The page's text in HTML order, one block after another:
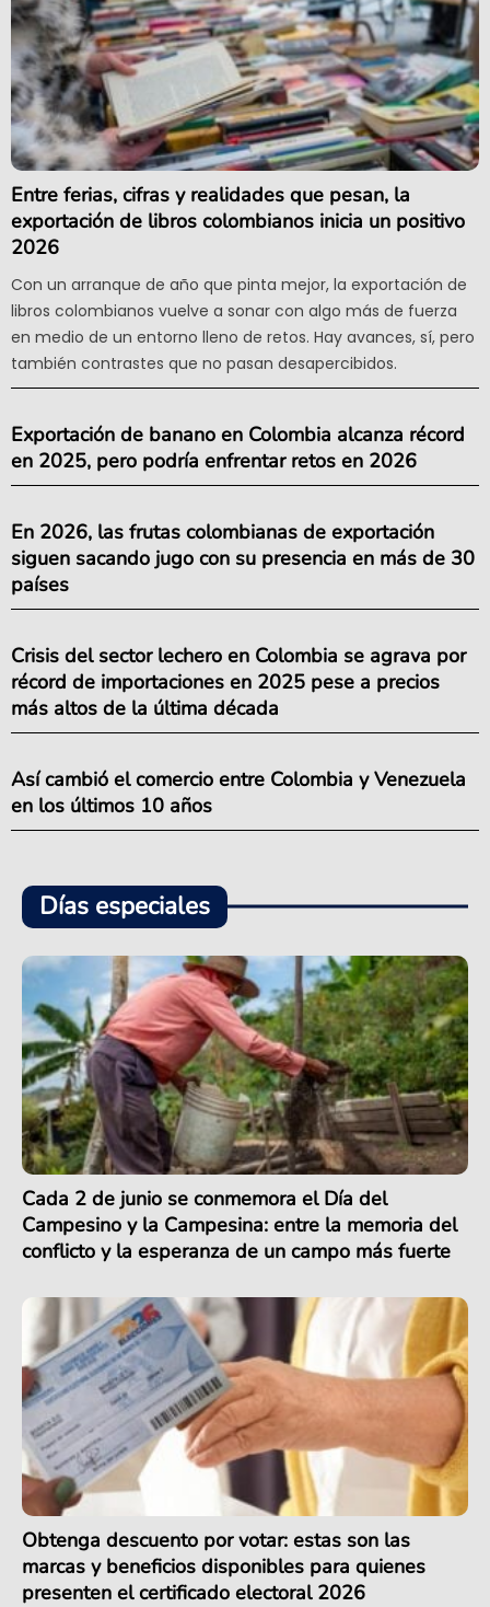
Entre ferias, cifras y realidades que pesan, la
exportación de libros colombianos inicia un positivo
2026
Con un arranque de año que pinta mejor, la exportación de
libros colombianos vuelve a sonar con algo más de fuerza
en medio de un entorno lleno de retos. Hay avances, sí, pero
también contrastes que no pasan desapercibidos.
Exportación de banano en Colombia alcanza récord
en 2025, pero podría enfrentar retos en 2026
En 2026, las frutas colombianas de exportación
siguen sacando jugo con su presencia en más de 30
países
Crisis del sector lechero en Colombia se agrava por
récord de importaciones en 2025 pese a precios
más altos de la última década
Así cambió el comercio entre Colombia y Venezuela
en los últimos 10 años
Días especiales
Cada 2 de junio se conmemora el Día del
Campesino y la Campesina: entre la memoria del
conflicto y la esperanza de un campo más fuerte
Obtenga descuento por votar: estas son las
marcas y beneficios disponibles para quienes
presenten el certificado electoral 2026